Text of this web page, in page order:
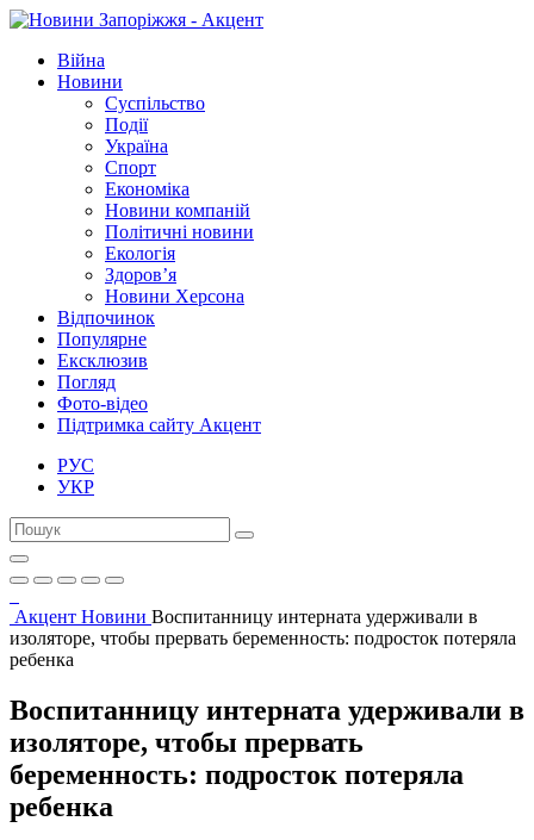
Війна
Новини
Суспільство
Події
Україна
Спорт
Економіка
Новини компаній
Політичні новини
Екологія
Здоров’я
Новини Херсона
Відпочинок
Популярне
Ексклюзив
Погляд
Фото-відео
Підтримка сайту Акцент
РУС
УКР
Акцент Новини Воспитанницу интерната удерживали в
изоляторе, чтобы прервать беременность: подросток потеряла
ребенка
Воспитанницу интерната удерживали в
изоляторе, чтобы прервать
беременность: подросток потеряла
ребенка